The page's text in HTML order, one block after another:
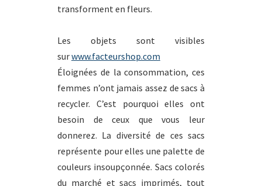
transforment en fleurs.
Les objets sont visibles
surwww.facteurshop.com
Éloignées de la consommation, ces
femmes n’ont jamais assez de sacs à
recycler. C’est pourquoi elles ont
besoin de ceux que vous leur
donnerez. La diversité de ces sacs
représente pour elles une palette de
couleurs insoupçonnée. Sacs colorés
du marché et sacs imprimés, tout